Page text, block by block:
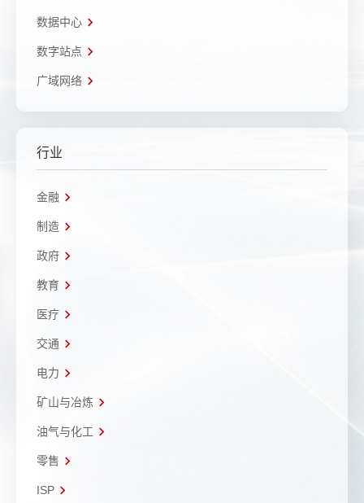
数据中心
数字站点
广域网络
行业
金融
制造
政府
教育
医疗
交通
电力
矿山与冶炼
油气与化工
零售
ISP